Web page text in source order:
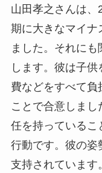
山田孝之さんは
期に大きなマイナ
ました。それに
します。彼は子
費などをすべて負
ことで合意しま
任を持っているこ
行動です。彼の姿
支持されています。